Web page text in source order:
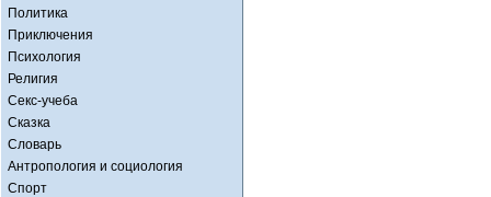
Политика
Приключения
Психология
Религия
Секс-учеба
Сказка
Словарь
Антропология и социология
Спорт